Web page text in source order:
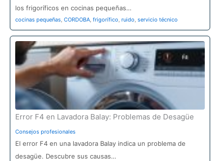
los frigoríficos en cocinas pequeñas…
cocinas pequeñas, CORDOBA, frigorífico, ruido, servicio técnico
Error F4 en Lavadora Balay: Problemas de Desagüe
Consejos profesionales
El error F4 en una lavadora Balay indica un problema de
desagüe. Descubre sus causas…